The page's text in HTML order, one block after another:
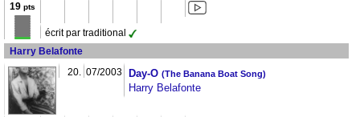
19 pts
écrit par traditional
Harry Belafonte
20. 07/2003 Day-O (The Banana Boat Song)
Harry Belafonte